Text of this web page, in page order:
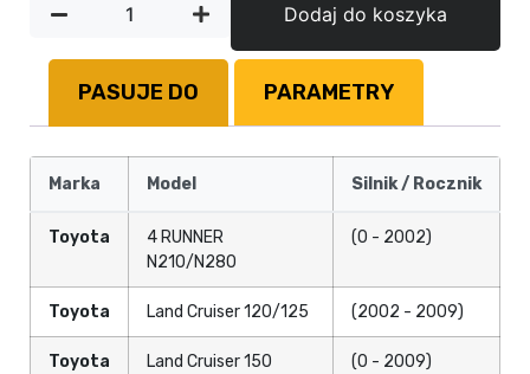
Dodaj do koszyka
PASUJE DO PARAMETRY
Marka Model Silnik / Rocznik
Toyota
4 RUNNER
N210/N280
(0 - 2002)
Toyota Land Cruiser 120/125 (2002 - 2009)
Toyota Land Cruiser 150 (0 - 2009)